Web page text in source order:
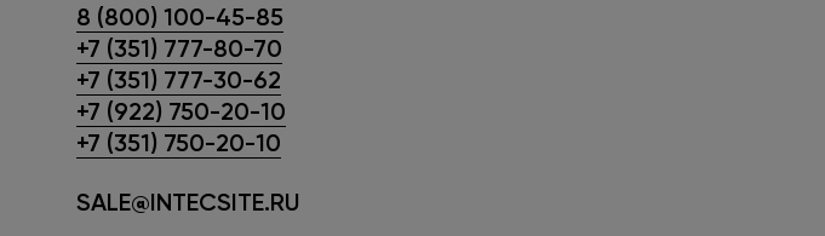
8 (800) 100-45-85
+7 (351) 777-80-70
+7 (351) 777-30-62
+7 (922) 750-20-10
+7 (351) 750-20-10
SALE@INTECSITE.RU